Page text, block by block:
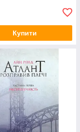
Купити